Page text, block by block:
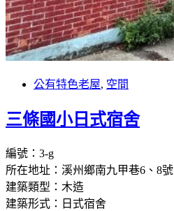
公有特色老屋, 空間
三條國小日式宿舍
編號：3-g
所在地址：溪州鄉南九甲巷6、8號
建築類型：木造
建築形式：日式宿舍